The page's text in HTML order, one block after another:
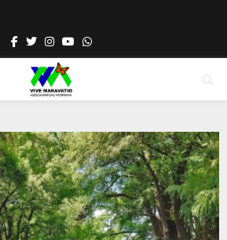
Facebook
TwitterInstagram
YoutubeWhatsapp